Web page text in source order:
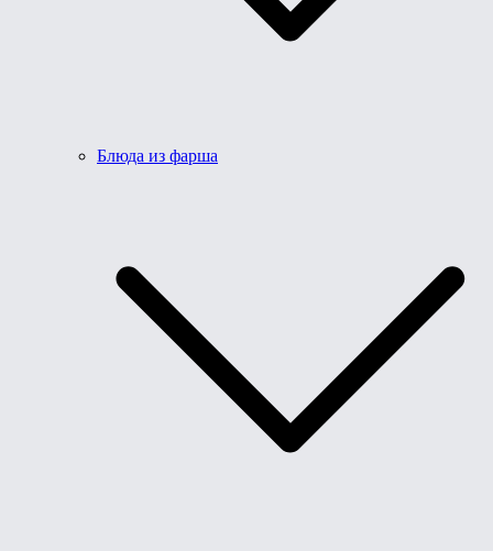
Блюда из фарша